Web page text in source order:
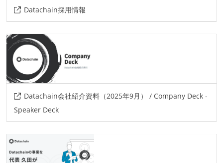
その他
cosmos
azure-cosmos-db
azure
typescripte
kubernetes
github-actions
argo-workflows
Datachain採用情報
Datachain会社紹介資料（2025年9月） / Company Deck -
Speaker Deck